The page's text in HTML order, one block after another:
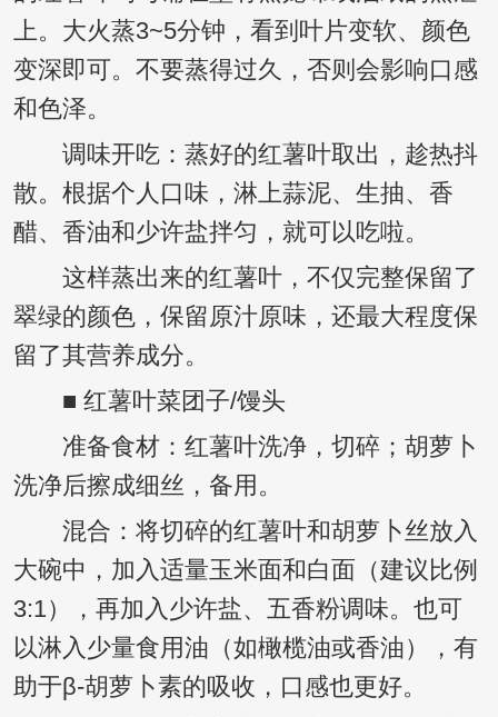
上。大火蒸3~5分钟，看到叶片变软、颜色
变深即可。不要蒸得过久，否则会影响口感
和色泽。
调味开吃：蒸好的红薯叶取出，趁热抖
散。根据个人口味，淋上蒜泥、生抽、香
醋、香油和少许盐拌匀，就可以吃啦。
这样蒸出来的红薯叶，不仅完整保留了
翠绿的颜色，保留原汁原味，还最大程度保
留了其营养成分。
■ 红薯叶菜团子/馒头
准备食材：红薯叶洗净，切碎；胡萝卜
洗净后擦成细丝，备用。
混合：将切碎的红薯叶和胡萝卜丝放入
大碗中，加入适量玉米面和白面（建议比例
3:1），再加入少许盐、五香粉调味。也可
以淋入少量食用油（如橄榄油或香油），有
助于β-胡萝卜素的吸收，口感也更好。